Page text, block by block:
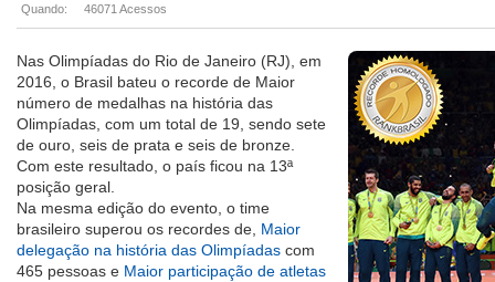
Quando: 46071 Acessos
Nas Olimpíadas do Rio de Janeiro (RJ), em
2016, o Brasil bateu o recorde de Maior
número de medalhas na história das
Olimpíadas, com um total de 19, sendo sete
de ouro, seis de prata e seis de bronze.
Com este resultado, o país ficou na 13ª
posição geral.
Na mesma edição do evento, o time
brasileiro superou os recordes de, Maior
delegação na história das Olimpíadas com
465 pessoas e Maior participação de atletas